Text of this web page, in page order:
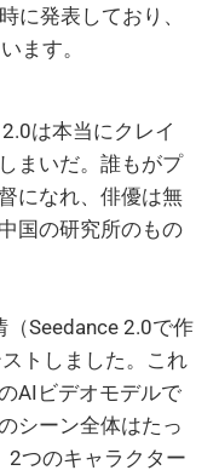
に発表しており、
ます。
は本当にクレイ
まいだ。誰もがプ
になれ、俳優は無
国の研究所のもの
（Seedance 2.0で作
トしました。これ
AIビデオモデルで
シーン全体はたっ
2つのキャラクター